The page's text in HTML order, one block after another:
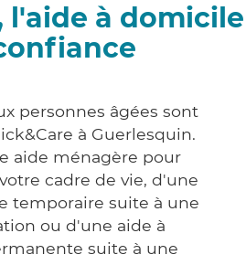
l'aide à domicile
personnes âgées sont
à Guerlesquin.
aide ménagère pour
cadre de vie, d'une
temporaire suite à une
ou d'une aide à
suite à une